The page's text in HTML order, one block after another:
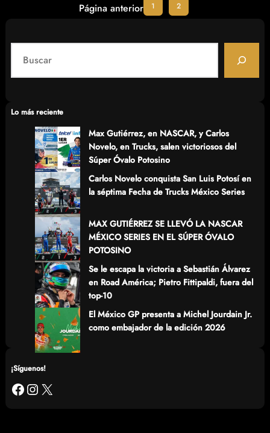
Página anterior 1 2
a
cLo más reciente
Max Gutiérrez, en NASCAR, y Carlos
Novelo, en Trucks, salen victoriosos del
Súper Óvalo Potosino
Carlos Novelo conquista San Luis Potosí en
la séptima Fecha de Trucks México Series
MAX GUTIÉRREZ SE LLEVÓ LA NASCAR
MÉXICO SERIES EN EL SÚPER ÓVALO
POTOSINO
Se le escapa la victoria a Sebastián Álvarez
en Road América; Pietro Fittipaldi, fuera del
top-10
El México GP presenta a Michel Jourdain Jr.
como embajador de la edición 2026
¡Síguenos!
Facebook Instagram X